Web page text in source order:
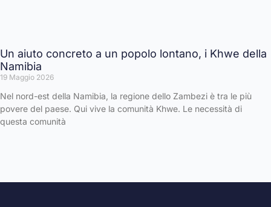
Un aiuto concreto a un popolo lontano, i Khwe della
Namibia
19 Maggio 2026
Nel nord-est della Namibia, la regione dello Zambezi è tra le più
povere del paese. Qui vive la comunità Khwe. Le necessità di
questa comunità